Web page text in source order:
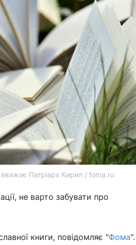
вважає Патріарх Кирил / foma.ru
не варто забувати про
книги, повідомляє "Фома".